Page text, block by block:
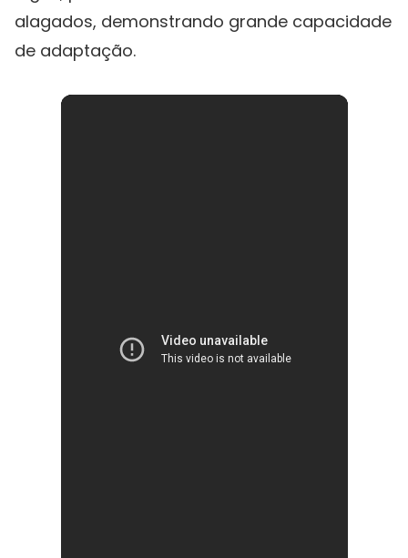
alagados, demonstrando grande capacidade
de adaptação.